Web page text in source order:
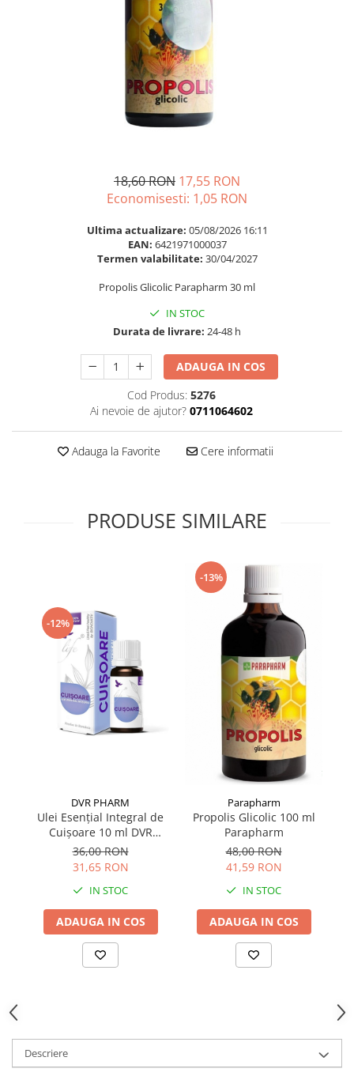
Probiotice si prebiotice
Somn stres si anxietate
Supliment Magneziu
Supliment Vitamina D3
Supliment Zinc
Balsam masca si tratament
Produse cu SPF Pentru Fata
18,60 RON 17,55 RON
Economisesti: 1,05 RON
Ultima actualizare: 05/08/2026 16:11
EAN: 6421971000037
Termen valabilitate: 30/04/2027
Propolis Glicolic Parapharm 30 ml
IN STOC
Durata de livrare: 24-48 h
ADAUGA IN COS
Cod Produs: 5276
Ai nevoie de ajutor? 0711064602
Adauga la Favorite Cere informatii
PRODUSE SIMILARE
-12%
DVR PHARM
Ulei Esențial Integral de
Cuișoare 10 ml DVR
PHARM
36,00 RON
31,65 RON
IN STOC
ADAUGA IN COS
-13%
Parapharm
Propolis Glicolic 100 ml
Parapharm
48,00 RON
41,59 RON
IN STOC
ADAUGA IN COS
Descriere